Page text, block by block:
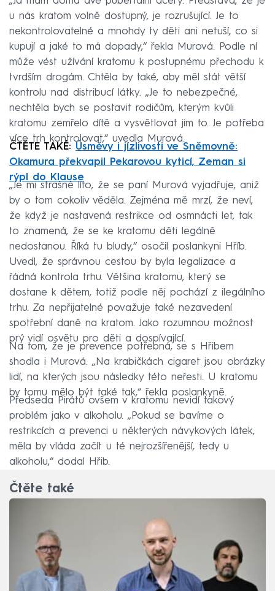
u nás kratom volně dostupný, je rozrušující. Je to
nekontrolovatelné a mnohdy ty děti ani netuší, co si
kupují a jaké to má dopady,“ řekla Murová. Podle ní
může vést užívání kratomu k postupnému přechodu k
tvrdším drogám. Chtěla by také, aby měl stát větší
kontrolu nad distribucí látky. „Je to nebezpečné,
nechtěla bych se postavit rodičům, kterým kvůli
kratomu zemřelo dítě a vysvětlovat jim to. Je potřeba
více trh kontrolovat,“ uvedla Murová.
ČTĚTE TAKÉ: Úsměvy i jízlivosti ve Sněmovně:
Okamura překvapil Pekarovou kyticí, Zeman si
rýpl do Klause
„Je mi strašně líto, že se paní Murová vyjadřuje, aniž
by o tom cokoliv věděla. Zejména mě mrzí, že neví,
že když je nastavená restrikce od osmnácti let, tak
to znamená, že se ke kratomu děti legálně
nedostanou. Říká tu bludy,“ osočil poslankyni Hříb.
Uvedl, že správnou cestou by byla legalizace a
řádná kontrola trhu. Většina kratomu, který se
dostane k dětem, totiž podle něj pochází z ilegálního
trhu. Za nepřijatelné považuje také nezavedení
spotřební daně na kratom. Jako rozumnou možnost
prý vidí osvětu pro děti a dospívající.
Na tom, že je prevence potřebná, se s Hřibem
shodla i Murová. „Na krabičkách cigaret jsou obrázky
lidí, na kterých jsou následky této neřesti. U kratomu
by tomu mělo být také tak,“ řekla poslankyně.
Předseda Pirátů ovšem v kratomu nevidí takový
problém jako v alkoholu. „Pokud se bavíme o
restrikcích a prevenci u některých návykových látek,
měla by vláda začít u té nejrozšířenější, tedy u
alkoholu,“ dodal Hřib.
Čtěte také